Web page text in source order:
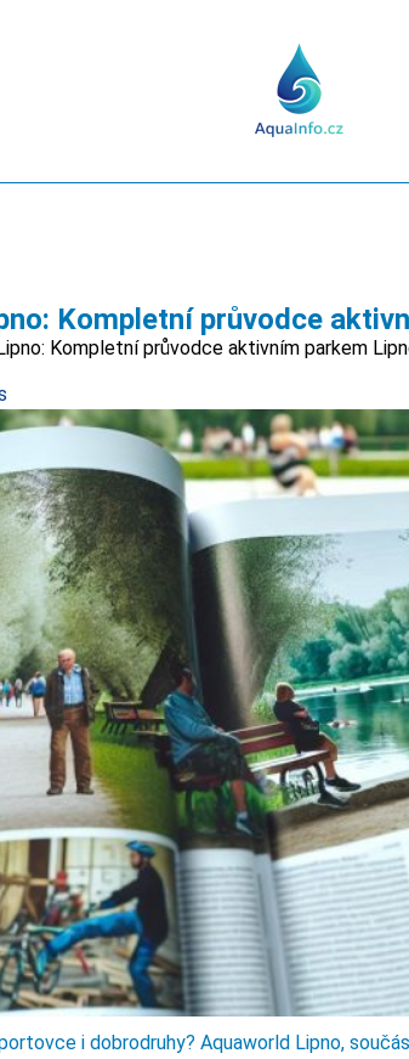
Kompletní průvodce
Kompletní průvodce aktivním parkem
i dobrodruhy? Aquaworld Lipno,